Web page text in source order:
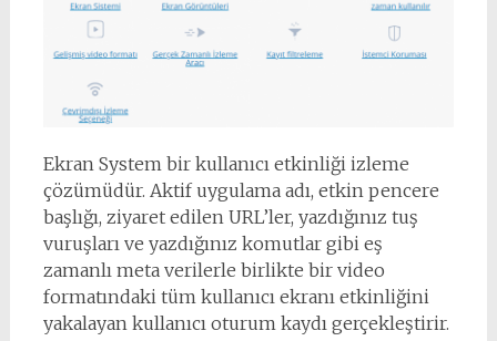
Ekran System bir kullanıcı etkinliği izleme
çözümüdür. Aktif uygulama adı, etkin pencere
başlığı, ziyaret edilen URL’ler, yazdığınız tuş
vuruşları ve yazdığınız komutlar gibi eş
zamanlı meta verilerle birlikte bir video
formatındaki tüm kullanıcı ekranı etkinliğini
yakalayan kullanıcı oturum kaydı gerçekleştirir.